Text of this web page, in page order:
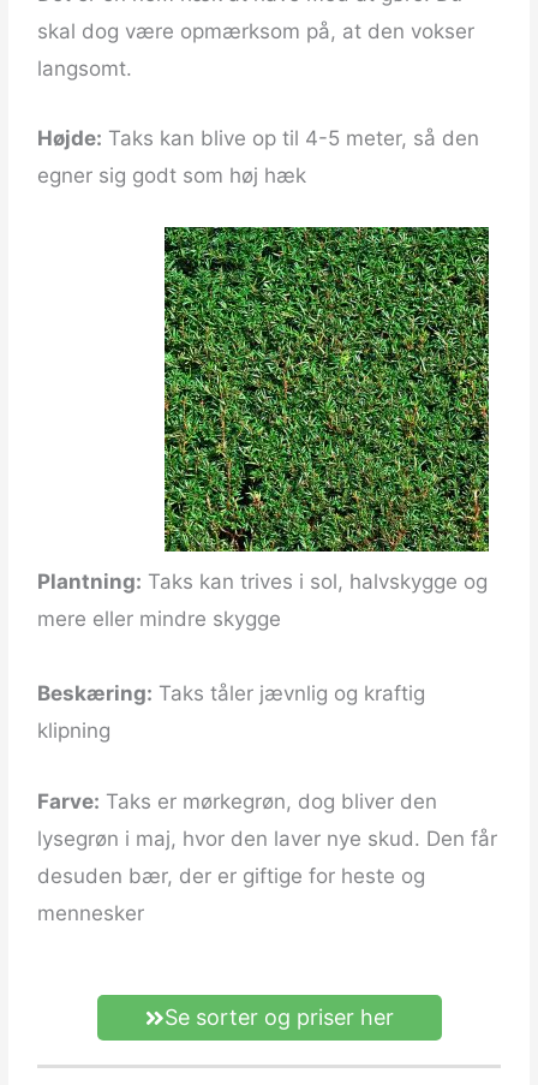
skal dog være opmærksom på, at den vokser
langsomt.
Højde: Taks kan blive op til 4-5 meter, så den
egner sig godt som høj hæk
Plantning: Taks kan trives i sol, halvskygge og
mere eller mindre skygge
Beskæring: Taks tåler jævnlig og kraftig
klipning
Farve: Taks er mørkegrøn, dog bliver den
lysegrøn i maj, hvor den laver nye skud. Den får
desuden bær, der er giftige for heste og
mennesker
Se sorter og priser her